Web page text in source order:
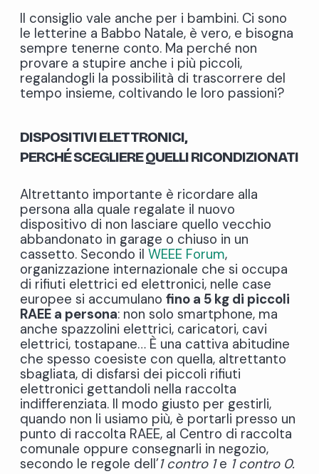
Il consiglio vale anche per i bambini. Ci sono
le letterine a Babbo Natale, è vero, e bisogna
sempre tenerne conto. Ma perché non
provare a stupire anche i più piccoli,
regalandogli la possibilità di trascorrere del
tempo insieme, coltivando le loro passioni?
DISPOSITIVI ELETTRONICI,
PERCHÉSCEGLIERE QUELLI RICONDIZIONATI
Altrettanto importante è ricordare alla
persona alla quale regalate il nuovo
dispositivo di non lasciare quello vecchio
abbandonato in garage o chiuso in un
cassetto. Secondo il WEEE Forum,
organizzazione internazionale che si occupa
di rifiuti elettrici ed elettronici, nelle case
europee si accumulano fino a 5 kg di piccoli
RAEE a persona: non solo smartphone, ma
anche spazzolini elettrici, caricatori, cavi
elettrici, tostapane… È una cattiva abitudine
che spesso coesiste con quella, altrettanto
sbagliata, di disfarsi dei piccoli rifiuti
elettronici gettandoli nella raccolta
indifferenziata. Il modo giusto per gestirli,
quando non li usiamo più, è portarli presso un
punto di raccolta RAEE, al Centro di raccolta
comunale oppure consegnarli in negozio,
secondo le regole dell’1 contro 1 e 1 contro 0.